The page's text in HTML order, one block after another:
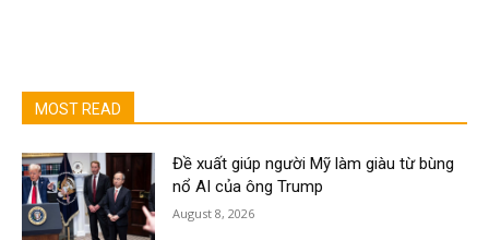
MOST READ
Đề xuất giúp người Mỹ làm giàu từ bùng
nổ AI của ông Trump
August 8, 2026